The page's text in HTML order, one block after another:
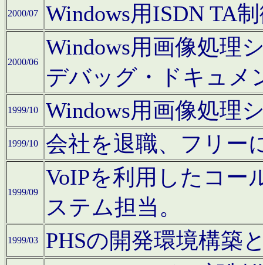
2000/07 Windows用ISDN TA
2000/06
Windows用画像処理
デバッグ・ドキュメ
1999/10 Windows用画像処理
1999/10 会社を退職、フリー
1999/09
VoIPを利用したコー
ステム担当。
1999/03 PHSの開発環境構築